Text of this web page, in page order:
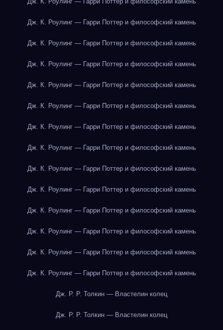
Дж. К. Роулинг — Гарри Поттер и философский камень
Дж. К. Роулинг — Гарри Поттер и философский камень
Дж. К. Роулинг — Гарри Поттер и философский камень
Дж. К. Роулинг — Гарри Поттер и философский камень
Дж. К. Роулинг — Гарри Поттер и философский камень
Дж. К. Роулинг — Гарри Поттер и философский камень
Дж. К. Роулинг — Гарри Поттер и философский камень
Дж. К. Роулинг — Гарри Поттер и философский камень
Дж. К. Роулинг — Гарри Поттер и философский камень
Дж. К. Роулинг — Гарри Поттер и философский камень
Дж. К. Роулинг — Гарри Поттер и философский камень
Дж. К. Роулинг — Гарри Поттер и философский камень
Дж. К. Роулинг — Гарри Поттер и философский камень
Дж. Р. Р. Толкин — Властелин колец
Дж. Р. Р. Толкин — Властелин колец